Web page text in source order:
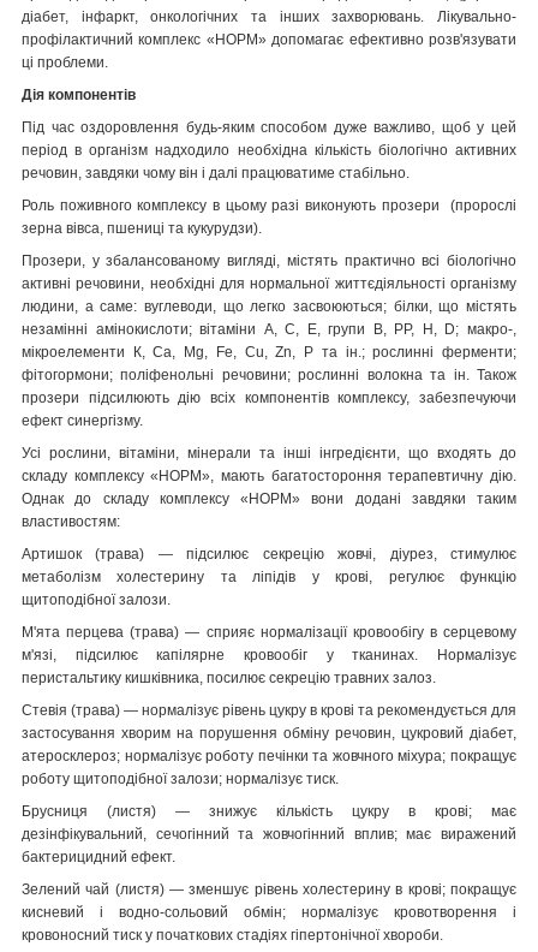
діабет, інфаркт, онкологічних та інших захворювань. Лікувально-
профілактичний комплекс «НОРМ» допомагає ефективно розв'язувати
ці проблеми.
Дія компонентів
Під час оздоровлення будь-яким способом дуже важливо, щоб у цей
період в організм надходило необхідна кількість біологічно активних
речовин, завдяки чому він і далі працюватиме стабільно.
Роль поживного комплексу в цьому разі виконують прозери (пророслі
зерна вівса, пшениці та кукурудзи).
Прозери, у збалансованому вигляді, містять практично всі біологічно
активні речовини, необхідні для нормальної життєдіяльності організму
людини, а саме: вуглеводи, що легко засвоюються; білки, що містять
незамінні амінокислоти; вітаміни А, С, Е, групи B, PP, H, D; макро-,
мікроелементи К, Са, Mg, Fe, Cu, Zn, P та ін.; рослинні ферменти;
фітогормони; поліфенольні речовини; рослинні волокна та ін. Також
прозери підсилюють дію всіх компонентів комплексу, забезпечуючи
ефект синергізму.
Усі рослини, вітаміни, мінерали та інші інгредієнти, що входять до
складу комплексу «НОРМ», мають багатостороння терапевтичну дію.
Однак до складу комплексу «НОРМ» вони додані завдяки таким
властивостям:
Артишок (трава) — підсилює секрецію жовчі, діурез, стимулює
метаболізм холестерину та ліпідів у крові, регулює функцію
щитоподібної залози.
М'ята перцева (трава) — сприяє нормалізації кровообігу в серцевому
м'язі, підсилює капілярне кровообіг у тканинах. Нормалізує
перистальтику кишківника, посилює секрецію травних залоз.
Стевія (трава) — нормалізує рівень цукру в крові та рекомендується для
застосування хворим на порушення обміну речовин, цукровий діабет,
атеросклероз; нормалізує роботу печінки та жовчного міхура; покращує
роботу щитоподібної залози; нормалізує тиск.
Брусниця (листя) — знижує кількість цукру в крові; має
дезінфікувальний, сечогінний та жовчогінний вплив; має виражений
бактерицидний ефект.
Зелений чай (листя) — зменшує рівень холестерину в крові; покращує
кисневий і водно-сольовий обмін; нормалізує кровотворення і
кровоносний тиск у початкових стадіях гіпертонічної хвороби.